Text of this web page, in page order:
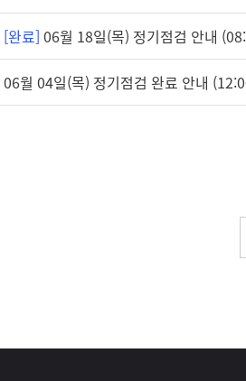
[완료] 06월 18일(목) 정기점검 안내
06월 04일(목) 정기점검 완료 안내